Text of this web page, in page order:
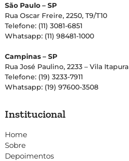
São Paulo – SP
Rua Oscar Freire, 2250, T9/T10
Telefone: (11) 3081-6851
Whatsapp: (11) 98481-1000
Campinas – SP
Rua José Paulino, 2233 – Vila Itapura
Telefone: (19) 3233-7911
Whatsapp: (19) 97600-3508
Institucional
Home
Sobre
Depoimentos